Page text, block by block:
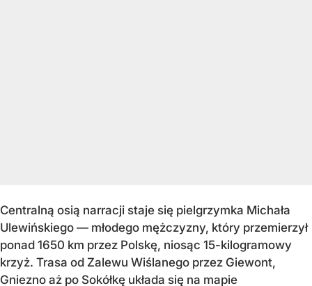
Centralną osią narracji staje się pielgrzymka Michała
Ulewińskiego — młodego mężczyzny, który przemierzył
ponad 1650 km przez Polskę, niosąc 15-kilogramowy
krzyż. Trasa od Zalewu Wiślanego przez Giewont,
Gniezno aż po Sokółkę układa się na mapie